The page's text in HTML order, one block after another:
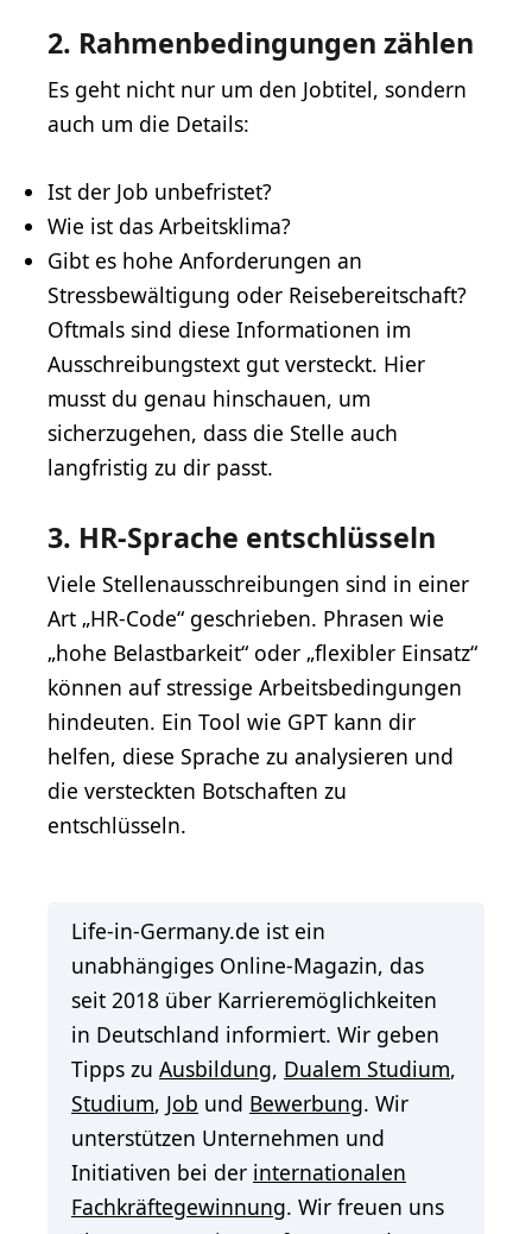
2. Rahmenbedingungen zählen
Es geht nicht nur um den Jobtitel, sondern
auch um die Details:
Ist der Job unbefristet?
Wie ist das Arbeitsklima?
Gibt es hohe Anforderungen an
Stressbewältigung oder Reisebereitschaft?
Oftmals sind diese Informationen im
Ausschreibungstext gut versteckt. Hier
musst du genau hinschauen, um
sicherzugehen, dass die Stelle auch
langfristig zu dir passt.
3. HR-Sprache entschlüsseln
Viele Stellenausschreibungen sind in einer
Art „HR-Code“ geschrieben. Phrasen wie
„hohe Belastbarkeit“ oder „flexibler Einsatz“
können auf stressige Arbeitsbedingungen
hindeuten. Ein Tool wie GPT kann dir
helfen, diese Sprache zu analysieren und
die versteckten Botschaften zu
entschlüsseln.
Life-in-Germany.de ist ein
unabhängiges Online-Magazin, das
seit 2018 über Karrieremöglichkeiten
in Deutschland informiert. Wir geben
Tipps zu Ausbildung, Dualem Studium,
Studium, Job und Bewerbung. Wir
unterstützen Unternehmen und
Initiativen bei der internationalen
Fachkräftegewinnung. Wir freuen uns